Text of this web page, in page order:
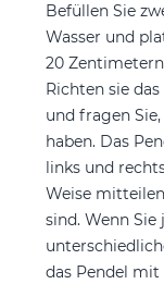
Befüllen Sie
Wasser und
20
Richten sie
und fragen
haben. Das
links und
Weise
sind. Wenn
das Pendel